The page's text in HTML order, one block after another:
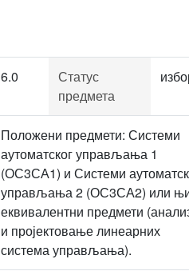
6.0
Статус
предмета
Положени предмети: Системи
аутоматског управљања 1
(ОС3СА1) и Системи
управљања 2 (ОС3СА2) или
еквивалентни предмети
и пројектовање линеарних
система управљања).